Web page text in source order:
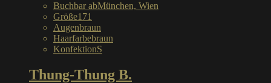
Buchbar abMünchen, Wien
Größe171
Augenbraun
Haarfarbebraun
KonfektionS
Thung-Thung B.